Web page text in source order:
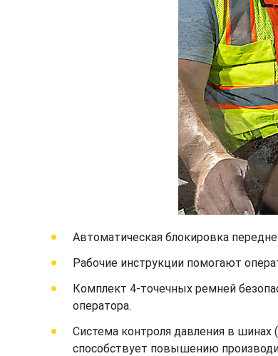
Автоматическая блокировка
Рабочие инструкции помогают
Комплект 4-точечных ремней
оператора.
Система контроля давления в шинах
способствует повышению